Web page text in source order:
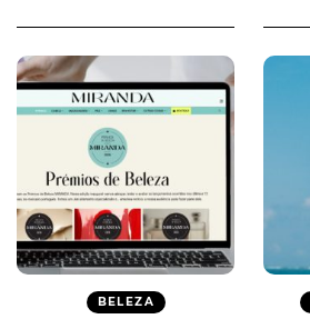
BELEZA